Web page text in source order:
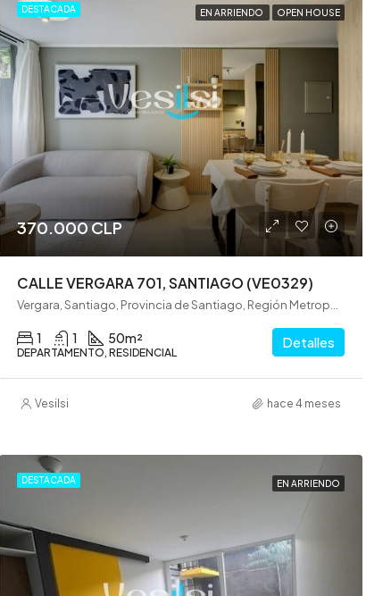
DESTACADA EN ARRIENDO OPEN HOUSE
370.000 CLP
CALLE VERGARA 701, SANTIAGO (VE0329)
Vergara, Santiago, Provincia de Santiago, Región Metropolitana de Santiago, 8370022, Chile
1 1 50m²
DEPARTAMENTO, RESIDENCIAL
Detalles
Vesilsi hace 4 meses
DESTACADA EN ARRIENDO